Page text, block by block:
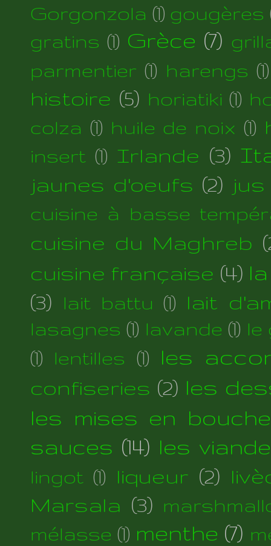
Gorgonzola (1) gougères
gratins (1) Grèce (7)
parmentier (1) harengs (1)
histoire (5) horiatiki (1)
colza (1) huile de noix (1)
insert (1) Irlande (3)
jaunes d'oeufs (2)
cuisine à basse
cuisine du Maghreb
cuisine française (4)
(3)
lait battu (1) lait
lasagnes (1) lavande (1) le
(1)
lentilles (1) les
confiseries (2) les
les mises en bouche
sauces (14) les
lingot (1) liqueur (2)
Marsala (3)
mélasse (1) menthe (7)